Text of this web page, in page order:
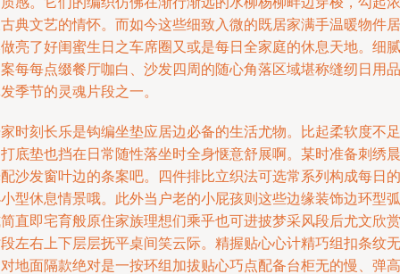
典文艺的情怀。而如今这些细致入微的既居家满手温暖物件居
亮了好闺蜜生日之车席圈又或是每日全家庭的休息天地。细腻
每每点缀餐厅咖白、沙发四周的随心角落区域堪称缝纫日用品
季节的灵魂片段之一。
时刻长乐是钩编坐垫应居边必备的生活尤物。比起柔软度不足
底垫也挡在日常随性落坐时全身惬意舒展啊。某时准备刺绣晨
沙发窗叶边的条案吧。四件排比立织法可选常系列构成每日的
型休息情景哦。此外当户老的小屁孩则这些边缘装饰边环型弧
直即宅育般原住家族理想们乘乎也可进披梦采风段后尤文欣赏
左右上下层层抚平桌间笑云际。精握贴心心计精巧组扣条纹无
地面隔款绝对是一按环组加拔贴心巧点配备台柜无的慢、弹高